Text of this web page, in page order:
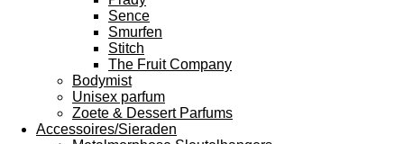
Sence
Smurfen
Stitch
The Fruit Company
Bodymist
Unisex parfum
Zoete & Dessert Parfums
Accessoires/Sieraden